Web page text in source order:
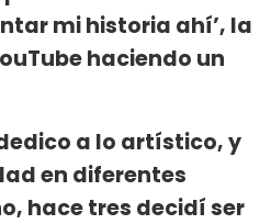
mi historia ahí’, la
haciendo un
a lo artístico, y
en diferentes
hace tres decidí ser